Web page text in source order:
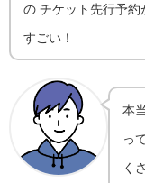
の チケット先行予
すごい！
本
っ
く